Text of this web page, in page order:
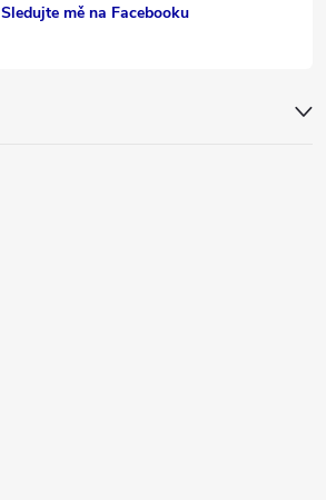
Sledujte mě na Facebooku